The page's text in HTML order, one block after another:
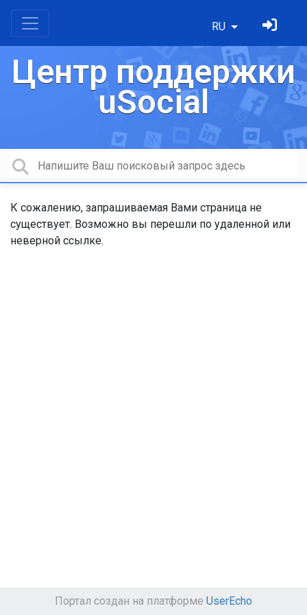
RU
Центр поддержки
uSocial
К сожалению, запрашиваемая Вами страница не
существует. Возможно вы перешли по удаленной или
неверной ссылке.
Портал создан на платформе UserEcho